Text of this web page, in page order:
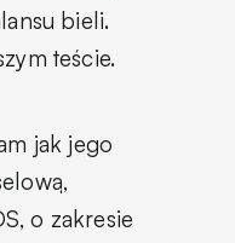
bieli.
teście.
jak jego
o zakresie